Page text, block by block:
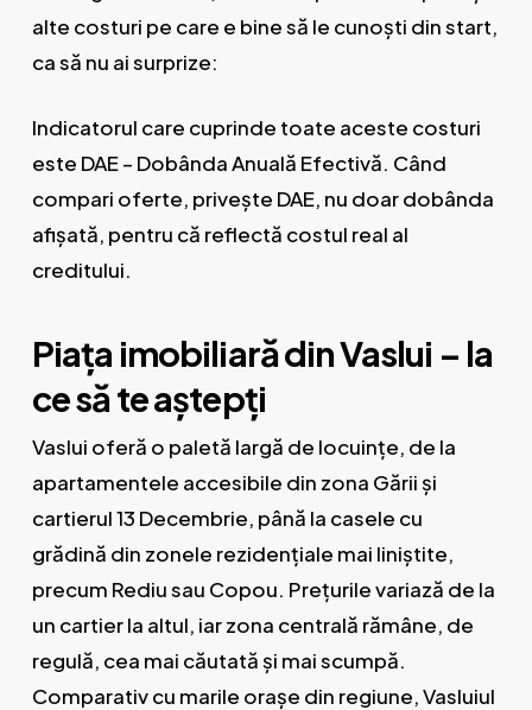
alte costuri pe care e bine să le cunoști din start,
ca să nu ai surprize:
Indicatorul care cuprinde toate aceste costuri
este DAE – Dobânda Anuală Efectivă. Când
compari oferte, privește DAE, nu doar dobânda
afișată, pentru că reflectă costul real al
creditului.
Piața imobiliară din Vaslui – la
ce să te aștepți
Vaslui oferă o paletă largă de locuințe, de la
apartamentele accesibile din zona Gării și
cartierul 13 Decembrie, până la casele cu
grădină din zonele rezidențiale mai liniștite,
precum Rediu sau Copou. Prețurile variază de la
un cartier la altul, iar zona centrală rămâne, de
regulă, cea mai căutată și mai scumpă.
Comparativ cu marile orașe din regiune, Vasluiul